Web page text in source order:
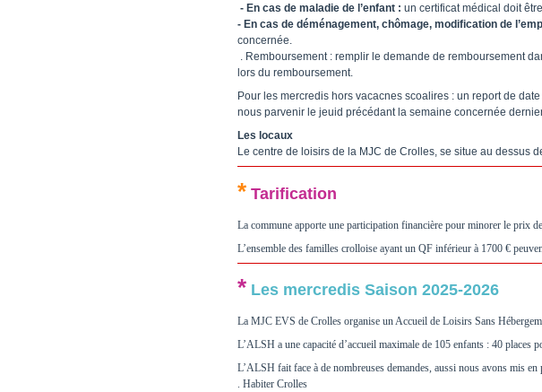
- En cas de maladie de l’enfant : un certificat médical doit
- En cas de déménagement, chômage, modification de
concernée.
. Remboursement : remplir le demande de remboursement
lors du remboursement.
Pour les mercredis hors vacacnes scoalires : un report de
nous parvenir le jeuid précédant la semaine concernée
Les locaux
Le centre de loisirs de la MJC de Crolles, se situe au dessus
* Tarification
La commune apporte une participation financière pour minorer le prix
L’ensemble des familles crolloise ayant un QF inférieur à 1700 €
* Les mercredis Saison 2025-2026
La MJC EVS de Crolles organise un Accueil de Loisirs Sans
L’ALSH a une capacité d’accueil maximale de 105 enfants : 40 places
L’ALSH fait face à de nombreuses demandes, aussi nous avons mis
. Habiter Crolles